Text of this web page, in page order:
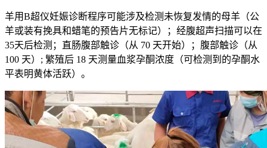
羊用B超仪妊娠诊断程序可能涉及检测未恢复发情的母羊（公
羊或装有挽具和蜡笔的预告片无标记）；经腹超声扫描可以在
35天后检测；直肠腹部触诊（从 70 天开始）；腹部触诊（从
100 天）; 繁殖后 18 天测量血浆孕酮浓度（可检测到的孕酮水
平表明黄体活跃）。